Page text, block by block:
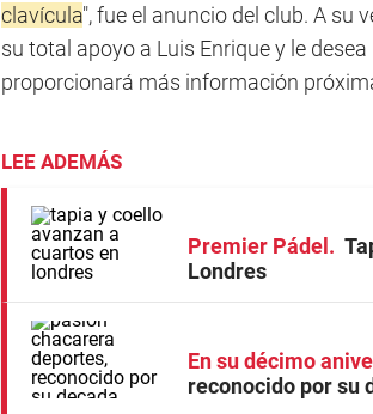
clavícula", fue el anuncio del club. A su
su total apoyo a Luis Enrique y le
proporcionará más información
LEE ADEMÁS
Premier Pádel
Londres
En su décimo
reconocido por su